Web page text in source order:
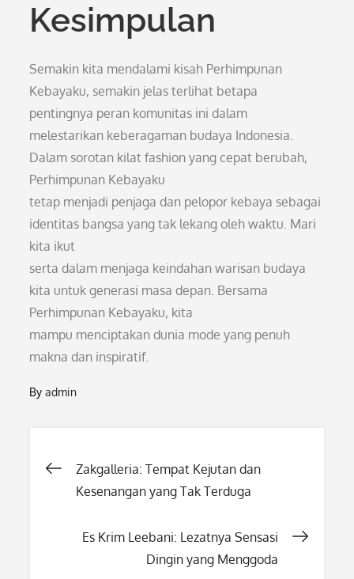
Kesimpulan
Semakin kita mendalami kisah Perhimpunan
Kebayaku, semakin jelas terlihat betapa
pentingnya peran komunitas ini dalam
melestarikan keberagaman budaya Indonesia.
Dalam sorotan kilat fashion yang cepat berubah,
Perhimpunan Kebayaku
tetap menjadi penjaga dan pelopor kebaya sebagai
identitas bangsa yang tak lekang oleh waktu. Mari
kita ikut
serta dalam menjaga keindahan warisan budaya
kita untuk generasi masa depan. Bersama
Perhimpunan Kebayaku, kita
mampu menciptakan dunia mode yang penuh
makna dan inspiratif.
Byadmin
Post
Zakgalleria: Tempat Kejutan dan
Kesenangan yang Tak Terduga
Es Krim Leebani: Lezatnya Sensasi
Dingin yang Menggoda